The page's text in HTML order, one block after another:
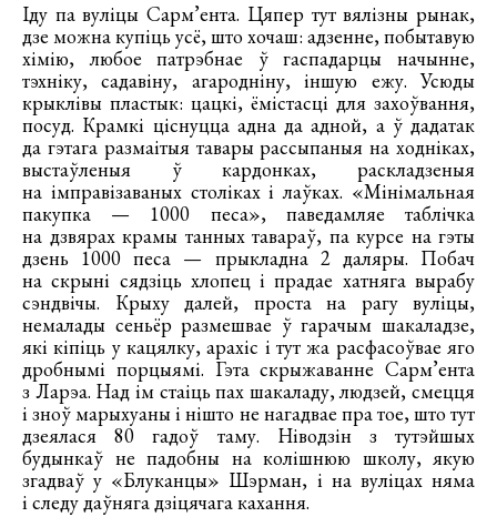
Іду па вуліцы Сарм’ента. Цяпер тут вялізны рынак,
дзе можна купіць усё, што хочаш: адзенне, побытавую
хімію, любое патрэбнае ў гаспадарцы начынне,
тэхніку, садавіну, агародніну, іншую ежу. Усюды
крыклівы пластык: цацкі, ёмістасці для захоўвання,
посуд. Крамкі ціснуцца адна да адной, а ў дадатак
да гэтага размаітыя тавары рассыпаныя на ходніках,
выстаўленыя ў кардонках, раскладзеныя
на імправізаваных століках і лаўках. «Мінімальная
пакупка — 1000 песа», паведамляе таблічка
на дзвярах крамы танных тавараў, па курсе на гэты
дзень 1000 песа — прыкладна 2 даляры. Побач
на скрыні сядзіць хлопец і прадае хатняга вырабу
сэндвічы. Крыху далей, проста на рагу вуліцы,
немалады сеньёр размешвае ў гарачым шакаладзе,
які кіпіць у кацялку, арахіс і тут жа расфасоўвае яго
дробнымі порцыямі. Гэта скрыжаванне Сарм’ента
з Ларэа. Над ім стаіць пах шакаладу, людзей, смецця
і зноў марыхуаны і нішто не нагадвае пра тое, што тут
дзеялася 80 гадоў таму. Ніводзін з тутэйшых
будынкаў не падобны на колішнюю школу, якую
згадваў у «Блуканцы» Шэрман, і на вуліцах няма
і следу даўняга дзіцячага кахання.